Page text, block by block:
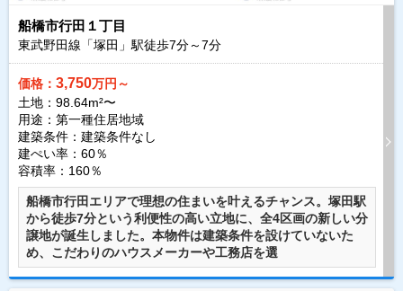
船橋市行田１丁目
東武野田線「塚田」駅徒歩7分～7分
価格： 3,750万円～
土地：98.64m²〜
用途：第一種住居地域
建築条件： 建築条件なし
建ぺい率：60％
容積率：160％
船橋市行田エリアで理想の住まいを叶えるチャンス。塚田駅
から徒歩7分という利便性の高い立地に、全4区画の新しい分
譲地が誕生しました。本物件は建築条件を設けていないた
め、こだわりのハウスメーカーや工務店を選